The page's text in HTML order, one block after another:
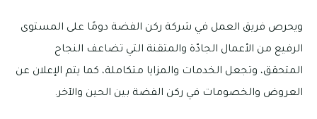
ويحرص فريق العمل في شركة ركن الفضة دومًا على المستوى
الرفيع من الأعمال الجادّة والمتقنة التي تضاعف النجاح
المتحقق، وتجعل الخدمات والمزايا متكاملة، كما يتم الإعلان عن
العروض والخصومات في ركن الفضة بين الحين والآخر.